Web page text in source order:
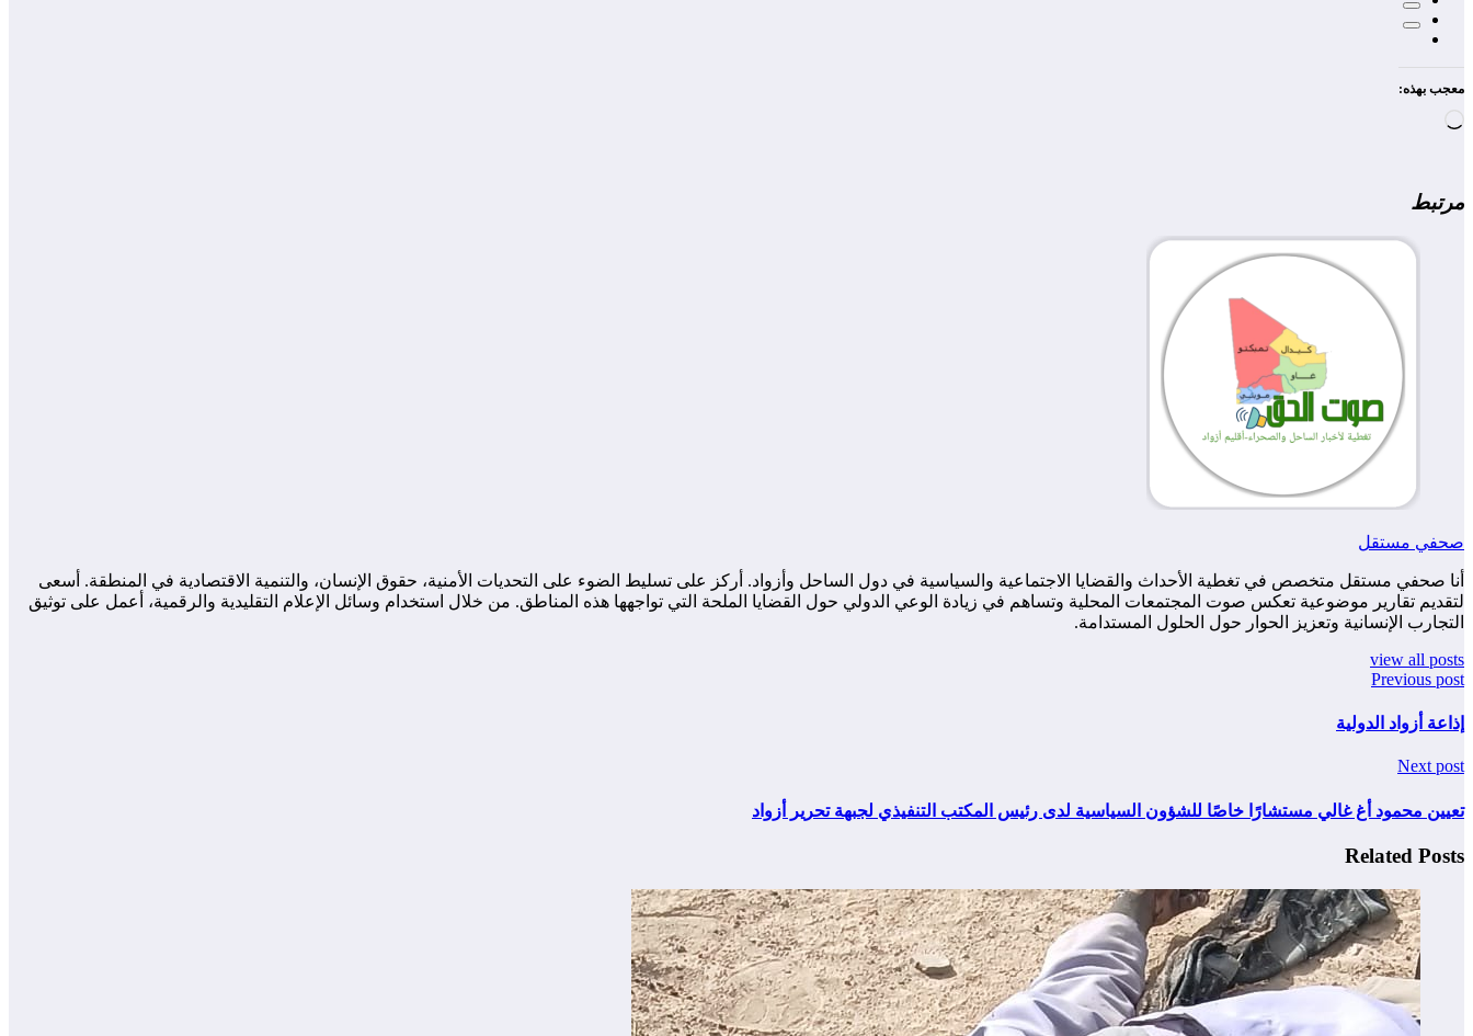
معجب بهذه:
مرتبط
صحفي مستقل
أنا صحفي مستقل متخصص في تغطية الأحداث والقضايا الاجتماعية والسياسية في دول الساحل وأزواد. أركز على تسليط الضوء على التحديات الأمنية، حقوق الإنسان، والتنمية الاقتصادية في المنطقة. أسعى
لتقديم تقارير موضوعية تعكس صوت المجتمعات المحلية وتساهم في زيادة الوعي الدولي حول القضايا الملحة التي تواجهها هذه المناطق. من خلال استخدام وسائل الإعلام التقليدية والرقمية، أعمل على توثيق
التجارب الإنسانية وتعزيز الحوار حول الحلول المستدامة.
view all posts
Previous post
إذاعة أزواد الدولية
Next post
تعيين محمود أغ غالي مستشارًا خاصًا للشؤون السياسية لدى رئيس المكتب التنفيذي لجبهة تحرير أزواد
Related Posts